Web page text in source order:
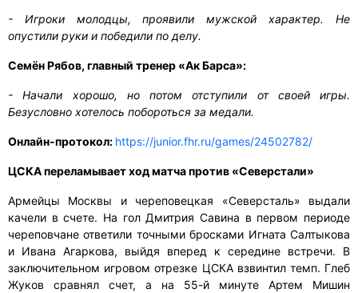
- Игроки молодцы, проявили мужской характер. Не
опустили руки и победили по делу.
Семён Рябов, главный тренер «Ак Барса»:
- Начали хорошо, но потом отступили от своей игры.
Безусловно хотелось побороться за медали.
Онлайн-протокол: https://junior.fhr.ru/games/24502782/
ЦСКА переламывает ход матча против «Северстали»
Армейцы Москвы и череповецкая «Северсталь» выдали
качели в счете. На гол Дмитрия Савина в первом периоде
череповчане ответили точными бросками Игната Салтыкова
и Ивана Агаркова, выйдя вперед к середине встречи. В
заключительном игровом отрезке ЦСКА взвинтил темп. Глеб
Жуков сравнял счет, а на 55-й минуте Артем Мишин